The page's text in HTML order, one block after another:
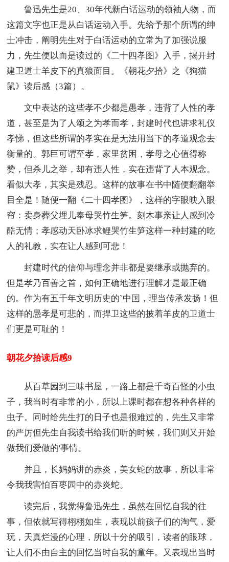
鲁迅先生是20、30年代新白话运动的领袖人物，而
这篇文字也正是从白话运动入手。先给予那个所谓的绅
士冲击，阐明先生对于白话运动的立常为了加强说服
力，先生便以而是读过的《二十四孝图》入手，揭开封
建卫道士羊皮下的真狼面目。《朝花夕拾》之《狗猫
鼠》读后感（3篇）。
文中表达的这些孝不少都是愚孝，违背了人性的孝
道，甚至是为了人颂之为孝而孝，封建时代也讲求礼仪
孝悌，但这些所谓的孝实在是无法用当下的孝道观念去
衡量的。郭巨可谓至孝，家里贫困，孝母之心值得称
赞，但杀儿之举，却有违人性，实在违背了人本观念。
看似大孝，其实是残忍。这样的故事在书中随便翻翻举
目全是！随便一翻《二十四孝图》，这样的字眼映入眼
帘：卖身葬父埋儿奉母哭竹生笋。刻木事亲让人感到冷
酷无情；孝感动天卧冰求鲤哭竹生笋这样一种封建的吃
人的礼教，实在让人感到可悲！
封建时代的信仰与理念并非都是要继承或抛弃的。
但是孝乃百善之首，如何正确地进行理解才是最正确
的。作为有五千年文明历史的`中国，理当传承发扬！但
这样的愚孝是可悲的，而捍卫这些的披着羊皮的卫道士
们更是可耻的！
朝花夕拾读后感9
从百草园到三味书屋，一路上都是千奇百怪的小虫
子，我当时有非常的小，所以上课时都在想各种各样的
虫子。同时给先生打的日子也是很难过的，先生又非常
的严厉但先生自我读书给我们听的时候，我们则又开始
做我们爱做的'事情。
并且，长妈妈讲的赤炎，美女蛇的故事，所以非常
令我我害怕百枣园中的赤炎蛇。
读完后，我觉得鲁迅先生，虽然在回忆自我的往
事，但依就写得栩栩如生，表现以前孩子们的淘气，爱
玩，天真烂漫的心理，所以十分的吸引，读者的眼球，
让人们不由自主的回忆当时自我的童年。又表现出当时